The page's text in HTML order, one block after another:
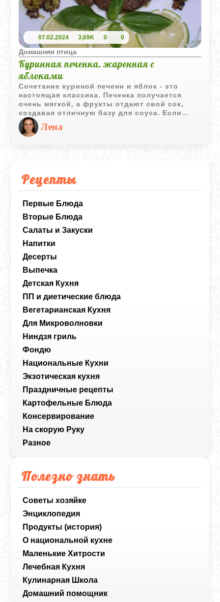
Рецепты
Первые Блюда
Вторые Блюда
Салаты и Закуски
Напитки
Десерты
Выпечка
Детская Кухня
ПП и диетические блюда
Вегетарианская Кухня
Для Микроволновки
Ниндзя гриль
Фондю
Национальные Кухни
Экзотическая кухня
Праздничные рецепты
Картофельные Блюда
Консервирование
На скорую Руку
Разное
Полезно знать
Советы хозяйке
Энциклопедия
Продукты (история)
О национальной кухне
Маленькие Хитрости
Лечебная Кухня
Кулинарная Школа
Домашний помощник
07.02.2024 3,69K 0 0
Домашняя птица
Куринная печенка, жаренная с
яблоками
Сочетание куриной печени и яблок - это
настоящая классика. Печенка получается
очень мягкой, а фрукты отдают свой сок,
создавая отличную базу для соуса. Если
добавить немного красного вина для
пикантности и сливок для бархатистой
текстуры, получится блюдо ресторанного
уровня, которое готовится буквально за
Лена